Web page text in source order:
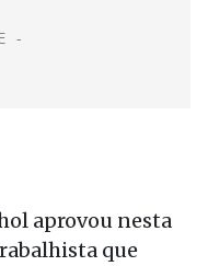
aprovou nesta
que